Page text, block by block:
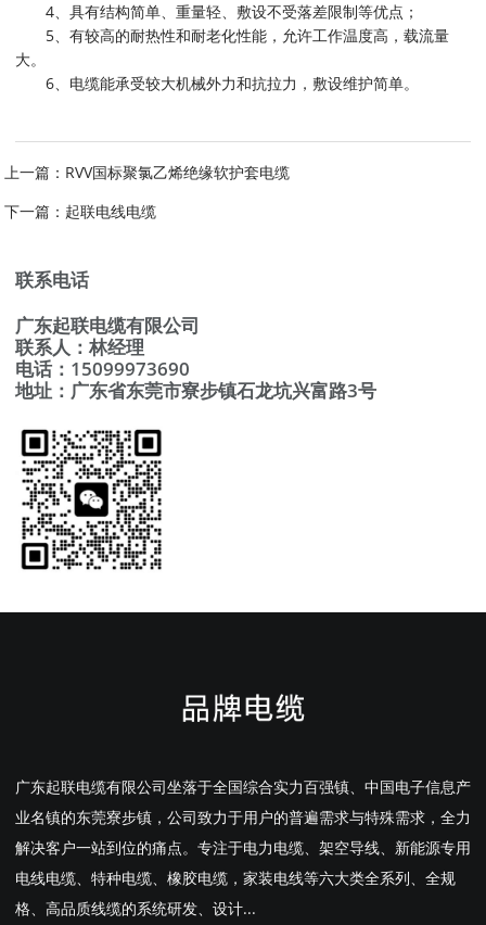
4、具有结构简单、重量轻、敷设不受落差限制等优点；
5、有较高的耐热性和耐老化性能，允许工作温度高，载流量
大。
6、电缆能承受较大机械外力和抗拉力，敷设维护简单。
上一篇： RVV国标聚氯乙烯绝缘软护套电缆
下一篇： 起联电线电缆
联系电话
广东起联电缆有限公司
联系人：林经理
电话：15099973690
地址：广东省东莞市寮步镇石龙坑兴富路3号
广东起联电缆有限公司坐落于全国综合实力百强镇、中国电子信息产
业名镇的东莞寮步镇，公司致力于用户的普遍需求与特殊需求，全力
解决客户一站到位的痛点。专注于电力电缆、架空导线、新能源专用
电线电缆、特种电缆、橡胶电缆，家装电线等六大类全系列、全规
格、高品质线缆的系统研发、设计...